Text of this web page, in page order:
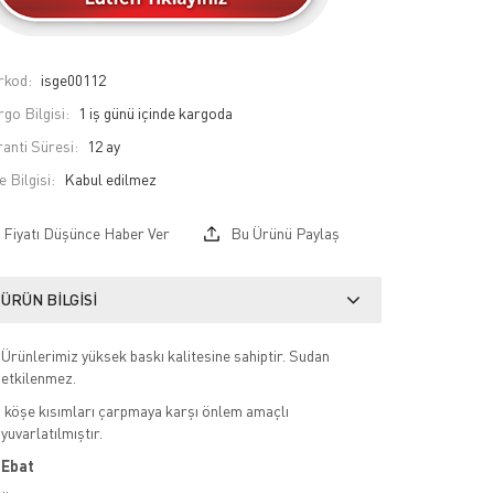
isge00112
Bilgisi:
1 iş günü içinde kargoda
Süresi:
12 ay
Bilgisi:
Fiyatı Düşünce Haber Ver Bu Ürünü Paylaş
ÜRÜN BILGISI
Ürünlerimiz yüksek baskı kalitesine sahiptir. Sudan
etkilenmez.
köşe kısımları çarpmaya karşı önlem amaçlı
yuvarlatılmıştır.
Ebat